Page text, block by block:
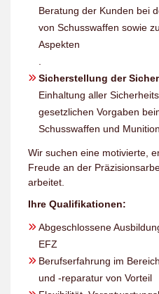
Beratung der Kunden bei
von Schusswaffen sowie
Aspekten
Sicherstellung der
Einhaltung aller
gesetzlichen Vorgaben
Schusswaffen und Munition.
Wir suchen eine motivierte,
Freude an der
arbeitet.
Ihre Qualifikationen:
Abgeschlossene
EFZ
Berufserfahrung im
und -reparatur von Vorteil